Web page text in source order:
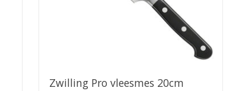
Zwilling Pro vleesmes 20cm